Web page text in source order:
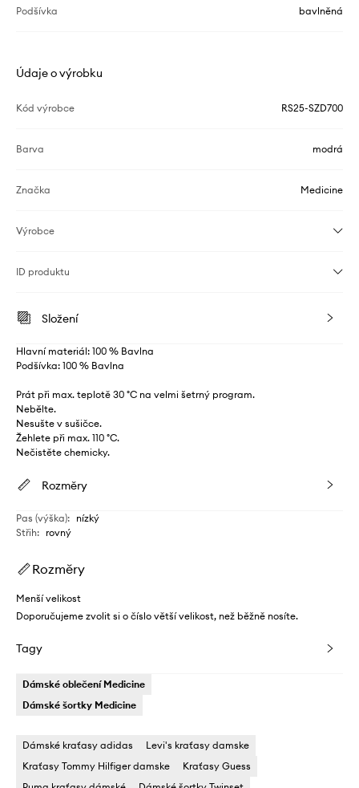
Podšívka bavlněná
Údaje o výrobku
Kód výrobce RS25-SZD700
Barva modrá
Značka Medicine
Výrobce
ID produktu
Složení
Hlavní materiál: 100 % Bavlna
Podšívka: 100 % Bavlna
Prát při max. teplotě 30 °C na velmi šetrný program.
Nebělte.
Nesušte v sušičce.
Žehlete při max. 110 °C.
Nečistěte chemicky.
Rozměry
Pas (výška): nízký
Střih: rovný
Rozměry
Menší velikost
Doporučujeme zvolit si o číslo větší velikost, než běžně nosíte.
Tagy
Dámské oblečení Medicine
Dámské šortky Medicine
Dámské kraťasy adidas
Levi's kraťasy damske
Kraťasy Tommy Hilfiger damske
Kraťasy Guess